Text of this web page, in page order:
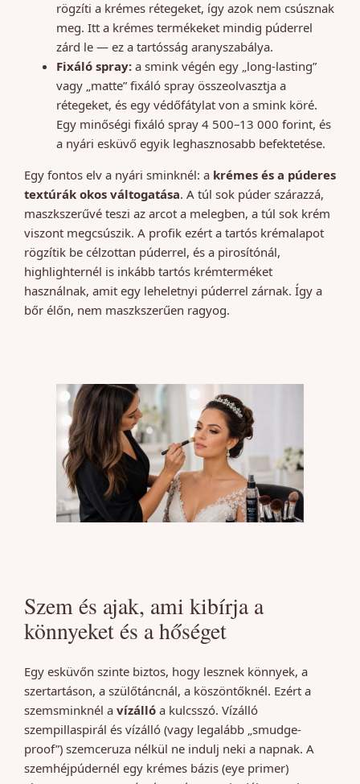
rögzíti a krémes rétegeket, így azok nem csúsznak
meg. Itt a krémes termékeket mindig púderrel
zárd le — ez a tartósság aranyszabálya.
Fixáló spray: a smink végén egy „long-lasting”
vagy „matte” fixáló spray összeolvasztja a
rétegeket, és egy védőfátylat von a smink köré.
Egy minőségi fixáló spray 4 500–13 000 forint, és
a nyári esküvő egyik leghasznosabb befektetése.
Egy fontos elv a nyári sminknél: a krémes és a púderes
textúrák okos váltogatása. A túl sok púder szárazzá,
maszkszerűvé teszi az arcot a melegben, a túl sok krém
viszont megcsúszik. A profik ezért a tartós krémalapot
rögzítik be célzottan púderrel, és a pirosítónál,
highlighternél is inkább tartós krémterméket
használnak, amit egy leheletnyi púderrel zárnak. Így a
bőr élőn, nem maszkszerűen ragyog.
Szem és ajak, ami kibírja a
könnyeket és a hőséget
Egy esküvőn szinte biztos, hogy lesznek könnyek, a
szertartáson, a szülőtáncnál, a köszöntőknél. Ezért a
szemsminknél a vízálló a kulcsszó. Vízálló
szempillaspirál és vízálló (vagy legalább „smudge-
proof”) szemceruza nélkül ne indulj neki a napnak. A
szemhéjpúdernél egy krémes bázis (eye primer)